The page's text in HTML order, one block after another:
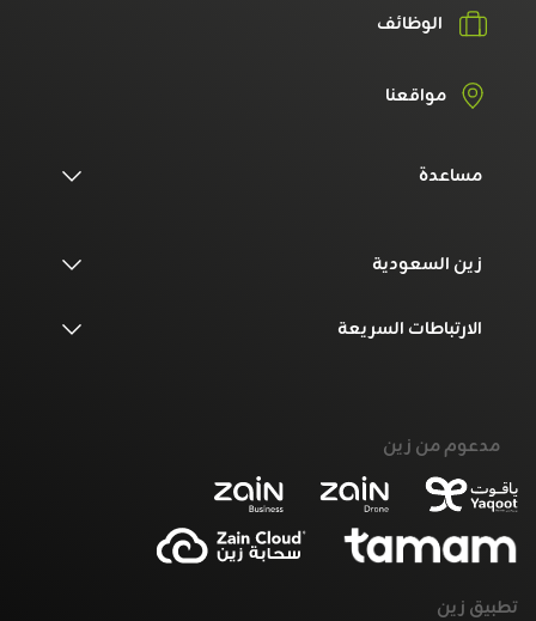
الوظائف
مواقعنا
مساعدة
زين السعودية
الارتباطات السريعة
مدعوم من زين
تطبيق زين